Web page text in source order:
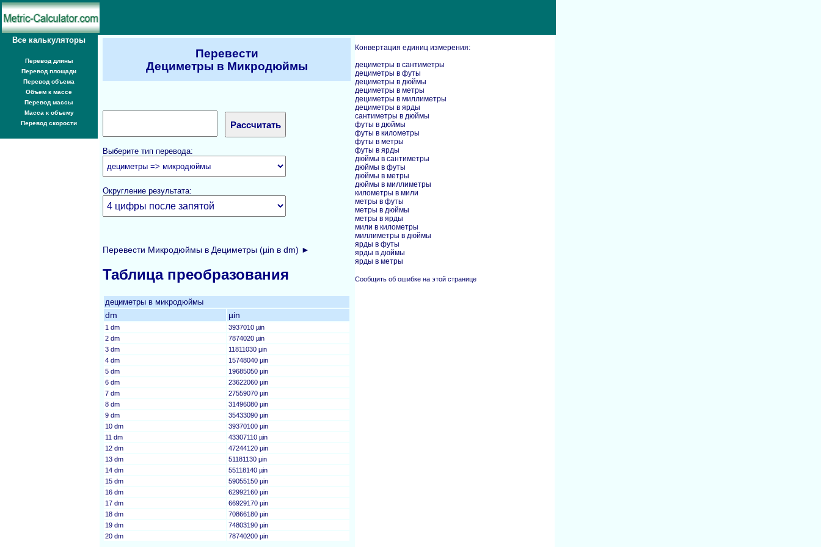
Все калькуляторы
Перевод длины
Перевод площади
Перевод объема
Объем к массе
Перевод массы
Масса к объему
Перевод скорости
Перевести
Дециметры в Микродюймы
Выберите тип перевода:
Округление результата:
Перевести Микродюймы в Дециметры (µin в dm) ►
Таблица преобразования
дециметры в микродюймы
dm µin
1 dm
3937010 µin
2 dm
7874020 µin
3 dm
11811030 µin
4 dm
15748040 µin
5 dm
19685050 µin
6 dm
23622060 µin
7 dm
27559070 µin
8 dm
31496080 µin
9 dm
35433090 µin
10 dm
39370100 µin
11 dm
43307110 µin
12 dm
47244120 µin
13 dm
51181130 µin
14 dm
55118140 µin
15 dm
59055150 µin
16 dm
62992160 µin
17 dm
66929170 µin
18 dm
70866180 µin
19 dm
74803190 µin
20 dm
78740200 µin
Конвертация единиц измерения:
дециметры в сантиметры
дециметры в футы
дециметры в дюймы
дециметры в метры
дециметры в миллиметры
дециметры в ярды
сантиметры в дюймы
футы в дюймы
футы в километры
футы в метры
футы в ярды
дюймы в сантиметры
дюймы в футы
дюймы в метры
дюймы в миллиметры
километры в мили
метры в футы
метры в дюймы
метры в ярды
мили в километры
миллиметры в дюймы
ярды в футы
ярды в дюймы
ярды в метры
Сообщить об ошибке на этой странице